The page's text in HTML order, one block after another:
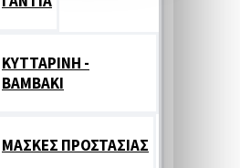
ΚΥΤΤΑΡΙΝΗ -
ΒΑΜΒΑΚΙ
ΜΑΣΚΕΣ ΠΡΟΣΤΑΣΙΑΣ